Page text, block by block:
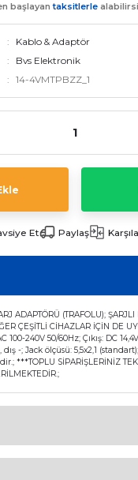
başlayantaksitlerle
Kablo & Adaptör
Bvs Elektronik
14-4VMTPBZZ_1
Et Paylaş
ADAPTÖRÜ (TRAFOLU); ŞARJLI
ÇEŞİTLİ CİHAZLAR İÇİN DE
100-240V 50/60Hz; Çıkış: DC
dış -; Jack ölçüsü: 5,5x2,1
***TOPLU SİPARİŞLERİNİZ